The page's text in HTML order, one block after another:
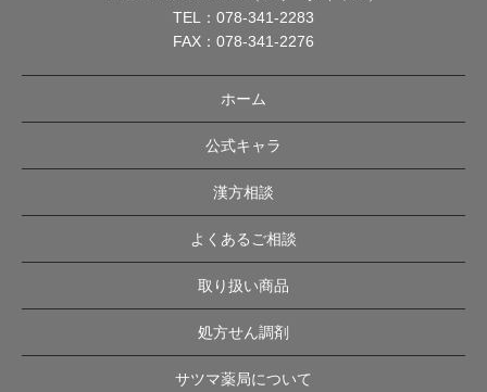
TEL： 078-341-2283
FAX：078-341-2276
ホーム
公式キャラ
漢方相談
よくあるご相談
取り扱い商品
処方せん調剤
サツマ薬局について